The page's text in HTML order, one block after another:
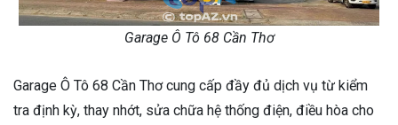
Garage Ô Tô 68 Cần Thơ
Garage Ô Tô 68 Cần Thơ cung cấp đầy đủ dịch vụ từ kiểm
tra định kỳ, thay nhớt, sửa chữa hệ thống điện, điều hòa cho